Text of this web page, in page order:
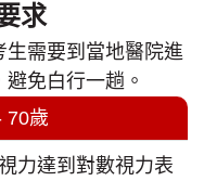
求
生需要到當地醫院進
免白行一趟。
70歲
力達到對數視力表